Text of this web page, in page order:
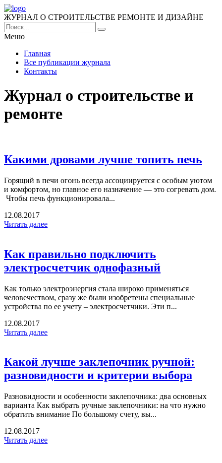
ЖУРНАЛ О СТРОИТЕЛЬСТВЕ РЕМОНТЕ И ДИЗАЙНЕ
Меню
Главная
Все публикации журнала
Контакты
Журнал о строительстве и
ремонте
Какими дровами лучше топить печь
Горящий в печи огонь всегда ассоциируется с особым уютом
и комфортом, но главное его назначение — это согревать дом.
Чтобы печь функционировала...
12.08.2017
Читать далее
Как правильно подключить
электросчетчик однофазный
Как только электроэнергия стала широко применяться
человечеством, сразу же были изобретены специальные
устройства по ее учету – электросчетчики. Эти п...
12.08.2017
Читать далее
Какой лучше заклепочник ручной:
разновидности и критерии выбора
Разновидности и особенности заклепочника: два основных
варианта Как выбрать ручные заклепочники: на что нужно
обратить внимание По большому счету, вы...
12.08.2017
Читать далее